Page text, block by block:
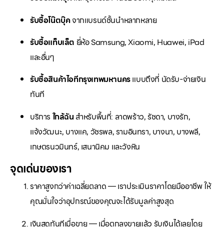
รับซื้อโน๊ตบุ๊คจากแบรนด์ชั้นนำหลากหลาย
รับซื้อแท็บเล็ต ยี่ห้อ Samsung, Xiaomi, Huawei, iPad
และอื่นๆ
รับซื้อสินค้าไอทีกรุงเทพมหานครแบบถึงที่ นัดรับ-จ่ายเงิน
ทันที
บริการ ใกล้ฉัน สำหรับพื้นที่: ลาดพร้าว, รัชดา, บางรัก,
แจ้งวัฒนะ, บางแค, วัชรพล, รามอินทรา, บางนา, บางพลี,
เกษตรนวมินทร์, เสนานิคม และวังหิน
จุดเด่นของเรา
ราคาสูงกว่าค่าเฉลี่ยตลาด — เราประเมินราคาโดยมืออาชีพ ให้
คุณมั่นใจว่าอุปกรณ์ของคุณจะได้รับมูลค่าสูงสุด
เงินสดทันทีเมื่อขาย — เมื่อตกลงขายแล้ว รับเงินได้เลยโดย